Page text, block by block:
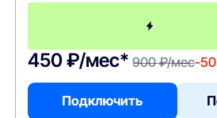
450 ₽/мес* 900 ₽/мес-
Подключить